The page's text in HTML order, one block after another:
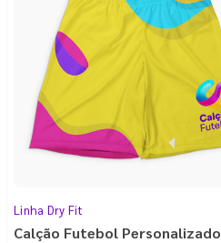
Linha Dry Fit
Calção Futebol Personalizado